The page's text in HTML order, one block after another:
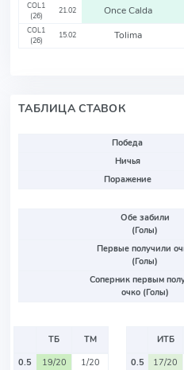
COL1
(26)
21.02 Once Calda
COL1
(26)
15.02 Tolima
ТАБЛИЦА СТАВОК
Победа
Ничья
Поражение
Обе забили
(Голы)
Первые получили
(Голы)
Соперник первым
очко (Голы)
ТБ
ТМ
0.5
19/20
1/20
ИТБ
0.5
17/20